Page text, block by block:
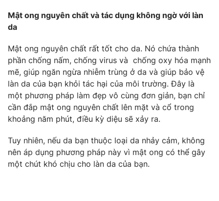
VTV9
Liên hệ tòa soạn English
THỜI BÁO VTV
Theo dõi báo trên
Cơ quan chủ quản:Đài Truyền hình Việt Nam
Mật ong nguyên chất và tác dụng không ngờ với làn
da
Mật ong nguyên chất rất tốt cho da. Nó chứa thành
phần chống nấm, chống virus và chống oxy hóa mạnh
mẽ, giúp ngăn ngừa nhiễm trùng ở da và giúp bảo vệ
làn da của bạn khỏi tác hại của môi trường. Đây là
một phương pháp làm đẹp vô cùng đơn giản, bạn chỉ
cần đắp mật ong nguyên chất lên mặt và cổ trong
khoảng năm phút, điều kỳ diệu sẽ xảy ra.
Tuy nhiên, nếu da bạn thuộc loại da nhảy cảm, không
nên áp dụng phương pháp này vì mật ong có thể gây
một chút khó chịu cho làn da của bạn.